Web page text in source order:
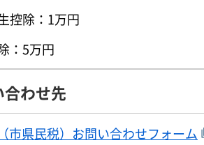
控除：1万円
：5万円
合わせ先
市県民税）お問い合わせフォーム